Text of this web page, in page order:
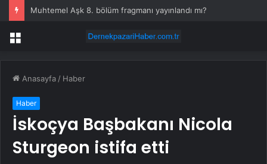
Muhtemel Aşk 8. bölüm fragmanı yayınlandı mı?
Menü
Anasayfa / Haber
Haber
İskoçya Başbakanı Nicola
Sturgeon istifa etti